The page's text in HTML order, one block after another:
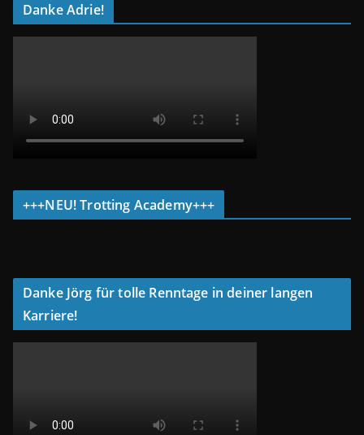
Danke Adrie!
+++NEU! Trotting Academy+++
Danke Jörg für tolle Renntage in deiner langen
Karriere!